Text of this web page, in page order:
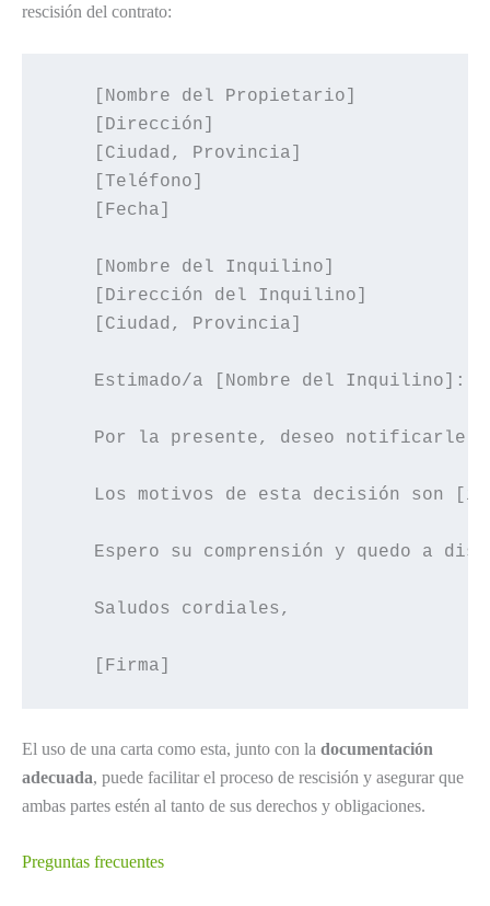
rescisión del contrato:
    [Nombre del Propietario]
    [Dirección]
    [Ciudad, Provincia]
    [Teléfono]
    [Fecha]
    [Nombre del Inquilino]
    [Dirección del Inquilino]
    [Ciudad, Provincia]
    Estimado/a [Nombre del Inquilino]:
Por la presente, deseo notificarle
Los motivos de esta decisión son
Espero su comprensión y quedo a
    Saludos cordiales,
El uso de una carta como esta, junto con la documentación
adecuada, puede facilitar el proceso de rescisión y asegurar que
ambas partes estén al tanto de sus derechos y obligaciones.
Preguntas frecuentes